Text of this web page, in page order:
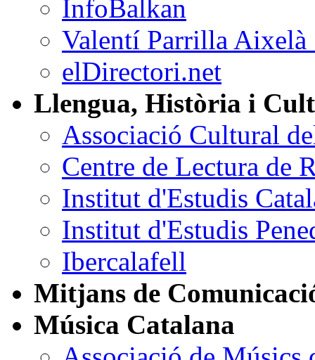
InfoBalkan
Valentí Parrilla Aixelà
elDirectori.net
Llengua, Història i
Associació Cultural
Centre de Lectura de
Institut d'Estudis
Institut d'Estudis
Ibercalafell
Mitjans de
Música Catalana